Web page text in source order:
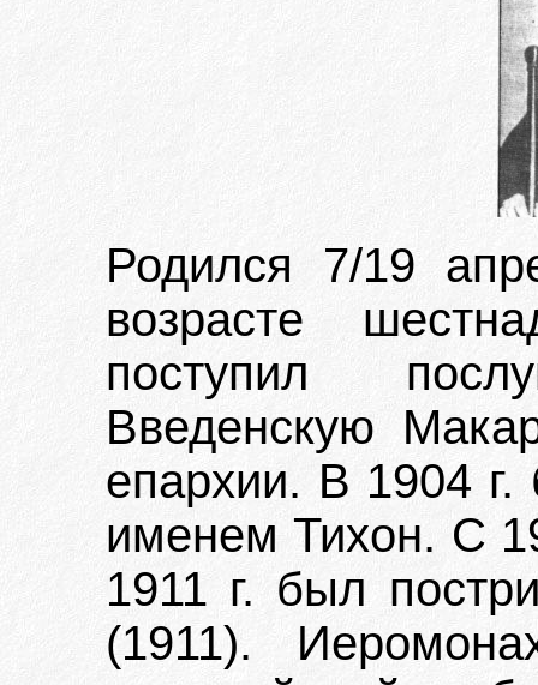
Родился 7/19
возрасте
поступил
Введенскую
епархии. В 1904
именем Тихон. С
1911 г. был
(1911).